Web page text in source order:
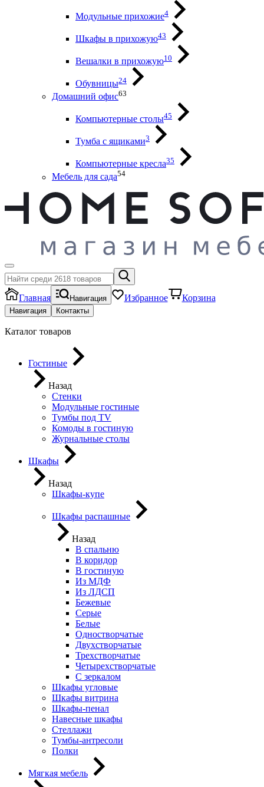
Модульные прихожие4
Шкафы в прихожую43
Вешалки в прихожую10
Обувницы24
Домашний офис63
Компьютерные столы45
Тумба с ящиками3
Компьютерные кресла35
Мебель для сада54
Главная Навигация Избранное Корзина
Навигация Контакты
Каталог товаров
Гостиные
Назад
Стенки
Модульные гостиные
Тумбы под ТV
Комоды в гостиную
Журнальные столы
Шкафы
Назад
Шкафы-купе
Шкафы распашные
Назад
В спальню
В коридор
В гостиную
Из МДФ
Из ЛДСП
Бежевые
Серые
Белые
Одностворчатые
Двухстворчатые
Трехстворчатые
Четырехстворчатые
С зеркалом
Шкафы угловые
Шкафы витрина
Шкафы-пенал
Навесные шкафы
Стеллажи
Тумбы-антресоли
Полки
Мягкая мебель